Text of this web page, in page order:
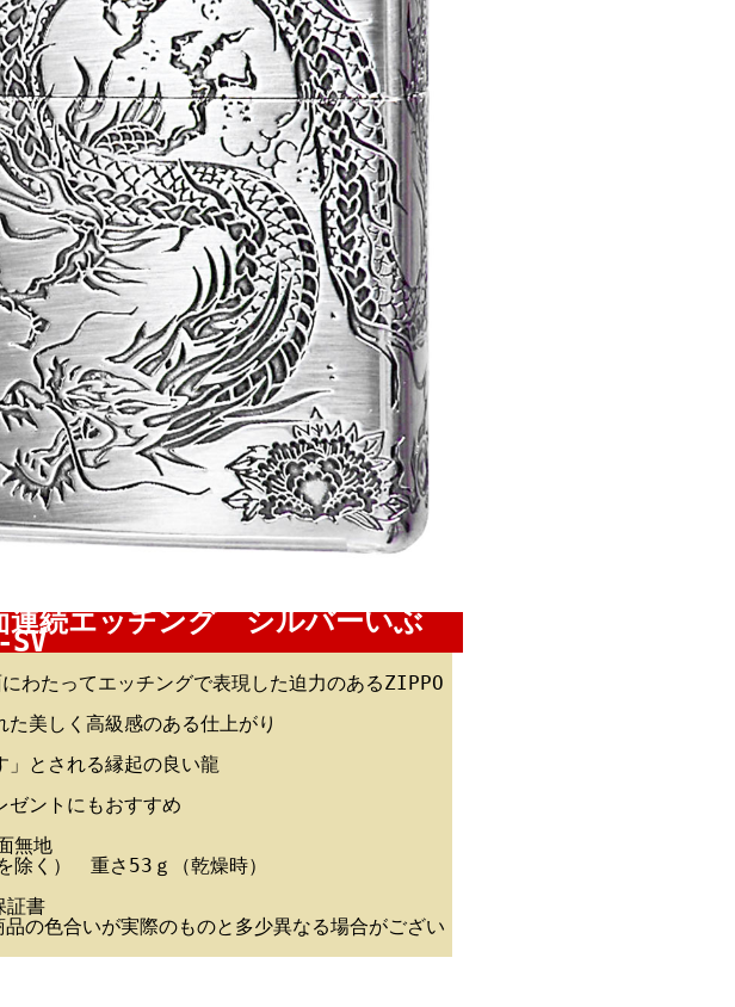
続エッチング シルバーいぶ
わたってエッチングで表現した迫力のあるZIPPO
た美しく高級感のある仕上がり
」とされる縁起の良い龍
ゼントにもおすすめ
無地
除く） 重さ53ｇ（乾燥時）
証書
の色合いが実際のものと多少異なる場合がござい